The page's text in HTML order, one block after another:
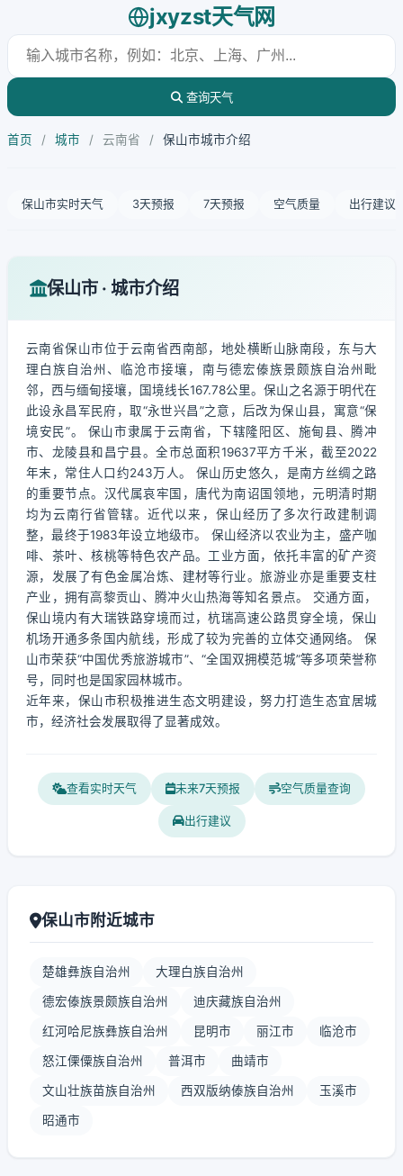
jxyzst天气网
查询天气
首页 / 城市 / 云南省 / 保山市城市介绍
保山市实时天气 3天预报 7天预报 空气质量 出行建议
保山市 · 城市介绍
云南省保山市位于云南省西南部，地处横断山脉南段，东与大
理白族自治州、临沧市接壤，南与德宏傣族景颇族自治州毗
邻，西与缅甸接壤，国境线长167.78公里。保山之名源于明代在
此设永昌军民府，取“永世兴昌”之意，后改为保山县，寓意“保
境安民”。 保山市隶属于云南省，下辖隆阳区、施甸县、腾冲
市、龙陵县和昌宁县。全市总面积19637平方千米，截至2022
年末，常住人口约243万人。 保山历史悠久，是南方丝绸之路
的重要节点。汉代属哀牢国，唐代为南诏国领地，元明清时期
均为云南行省管辖。近代以来，保山经历了多次行政建制调
整，最终于1983年设立地级市。 保山经济以农业为主，盛产咖
啡、茶叶、核桃等特色农产品。工业方面，依托丰富的矿产资
源，发展了有色金属冶炼、建材等行业。旅游业亦是重要支柱
产业，拥有高黎贡山、腾冲火山热海等知名景点。 交通方面，
保山境内有大瑞铁路穿境而过，杭瑞高速公路贯穿全境，保山
机场开通多条国内航线，形成了较为完善的立体交通网络。 保
山市荣获“中国优秀旅游城市”、“全国双拥模范城”等多项荣誉称
号，同时也是国家园林城市。
近年来，保山市积极推进生态文明建设，努力打造生态宜居城
市，经济社会发展取得了显著成效。
查看实时天气 未来7天预报 空气质量查询
出行建议
保山市附近城市
楚雄彝族自治州 大理白族自治州
德宏傣族景颇族自治州 迪庆藏族自治州
红河哈尼族彝族自治州 昆明市 丽江市 临沧市
怒江傈僳族自治州 普洱市 曲靖市
文山壮族苗族自治州 西双版纳傣族自治州 玉溪市
昭通市